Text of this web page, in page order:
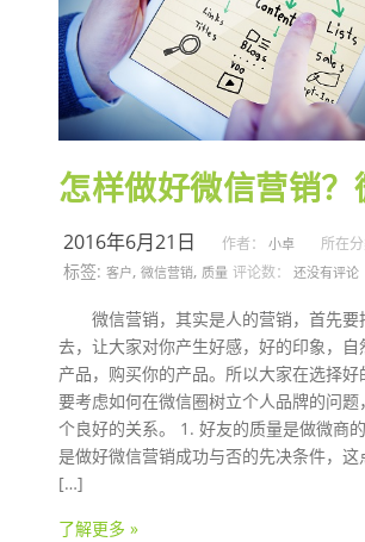
2016年6月21日 作者： 小卓 所在分
标签: 客户, 微信营销, 质量 评论数： 还没有评论
微信营销，其实是人的营销，首先要
去，让大家对你产生好感，好的印象，自
产品，购买你的产品。所以大家在选择
要考虑如何在微信圈树立个人品牌的问
个良好的关系。 1. 好友的质量是做微商
是做好微信营销成功与否的先决条件，
[…]
了解更多 »